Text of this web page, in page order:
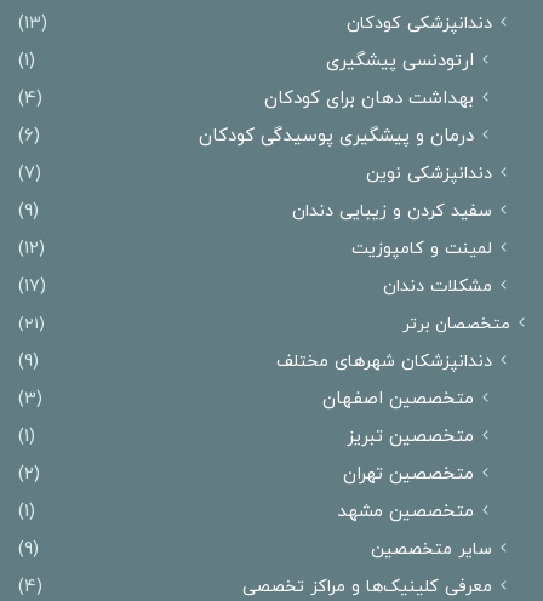
دندانپزشکی کودکان
(13)
ارتودنسی پیشگیری
(1)
بهداشت دهان برای کودکان
(4)
درمان و پیشگیری پوسیدگی کودکان
(6)
دندانپزشکی نوین
(7)
سفید کردن و زیبایی دندان
(9)
لمینت و کامپوزیت
(12)
مشکلات دندان
(17)
متخصصان برتر (21)
دندانپزشکان شهرهای مختلف
(9)
متخصصین اصفهان
(3)
متخصصین تبریز
(1)
متخصصین تهران
(2)
متخصصین مشهد
(1)
سایر متخصصین
(9)
معرفی کلینیک‌ها و مراکز تخصصی
(4)